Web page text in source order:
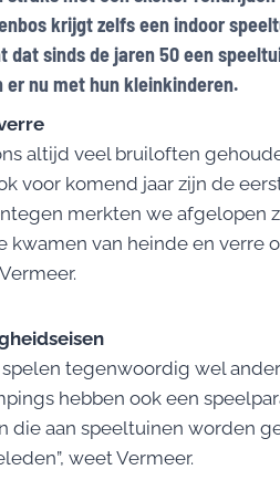
krijgt zelfs een indoor
sinds de jaren 50 een
er nu met hun kleinkinderen.
altijd veel bruiloften
voor komend jaar zijn de
merkten we afgelopen
kwamen van heinde en verre
spelen tegenwoordig wel
hebben ook een
die aan speeltuinen worden
weet Vermeer.